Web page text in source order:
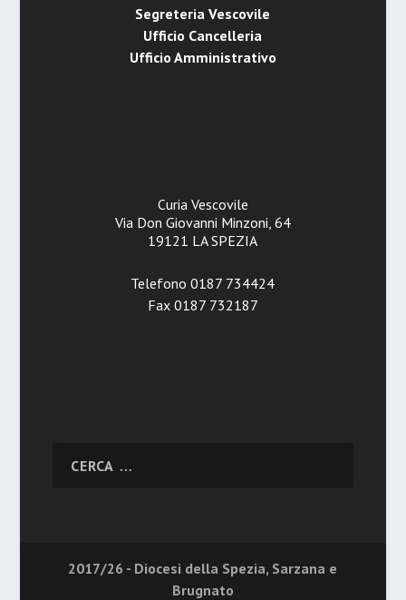
Segreteria Vescovile
Ufficio Cancelleria
Ufficio Amministrativo
Curia Vescovile
Via Don Giovanni Minzoni, 64
19121 LA SPEZIA
Telefono 0187 734424
Fax 0187 732187
2017/26 - Diocesi della Spezia, Sarzana e
Brugnato